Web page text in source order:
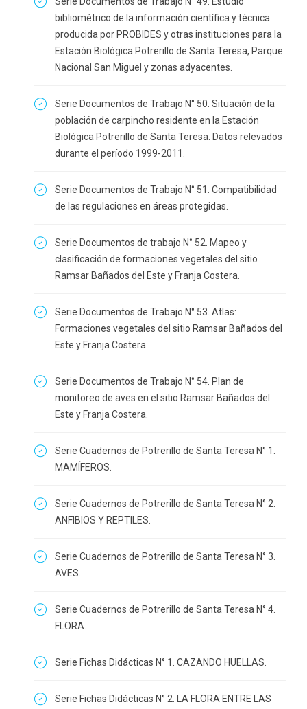
bibliométrico de la información científica y técnica
producida por PROBIDES y otras instituciones para la
Estación Biológica Potrerillo de Santa Teresa, Parque
Nacional San Miguel y zonas adyacentes.
Serie Documentos de Trabajo N° 50. Situación de la
población de carpincho residente en la Estación
Biológica Potrerillo de Santa Teresa. Datos relevados
durante el período 1999-2011.
Serie Documentos de Trabajo N° 51. Compatibilidad
de las regulaciones en áreas protegidas.
Serie Documentos de trabajo N° 52. Mapeo y
clasificación de formaciones vegetales del sitio
Ramsar Bañados del Este y Franja Costera.
Serie Documentos de Trabajo N° 53. Atlas:
Formaciones vegetales del sitio Ramsar Bañados del
Este y Franja Costera.
Serie Documentos de Trabajo N° 54. Plan de
monitoreo de aves en el sitio Ramsar Bañados del
Este y Franja Costera.
Serie Cuadernos de Potrerillo de Santa Teresa N° 1.
MAMÍFEROS.
Serie Cuadernos de Potrerillo de Santa Teresa N° 2.
ANFIBIOS Y REPTILES.
Serie Cuadernos de Potrerillo de Santa Teresa N° 3.
AVES.
Serie Cuadernos de Potrerillo de Santa Teresa N° 4.
FLORA.
Serie Fichas Didácticas N° 1. CAZANDO HUELLAS.
Serie Fichas Didácticas N° 2. LA FLORA ENTRE LAS